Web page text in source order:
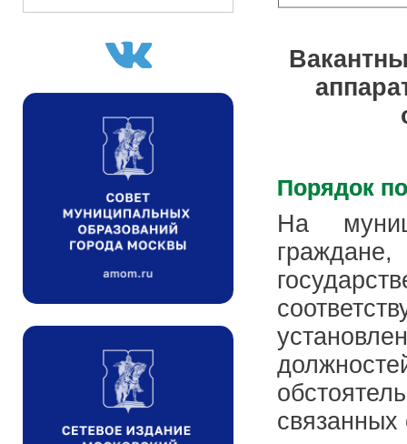
Порядок
На